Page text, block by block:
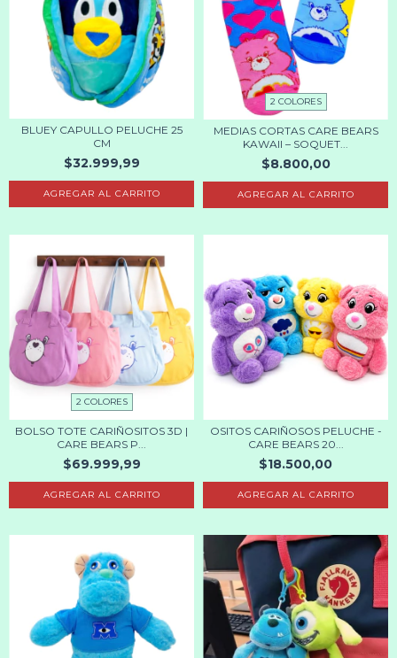
BLUEY CAPULLO PELUCHE 25
CM
$32.999,99
2 COLORES
MEDIAS CORTAS CARE BEARS
KAWAII – SOQUET...
$8.800,00
AGREGAR AL CARRITO
2 COLORES
BOLSO TOTE CARIÑOSITOS 3D |
CARE BEARS P...
$69.999,99
AGREGAR AL CARRITO
OSITOS CARIÑOSOS PELUCHE -
CARE BEARS 20...
$18.500,00
AGREGAR AL CARRITO